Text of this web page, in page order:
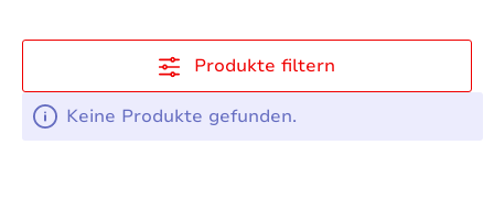
Produkte filtern
Keine Produkte gefunden.